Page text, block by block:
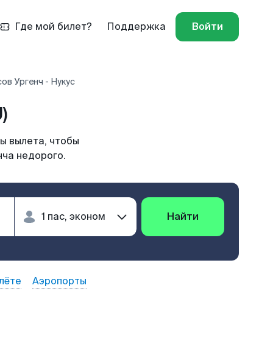
Где мой билет? Поддержка Войти
Ургенч - Нукус
вылета, чтобы
недорого.
Найти
Аэропорты